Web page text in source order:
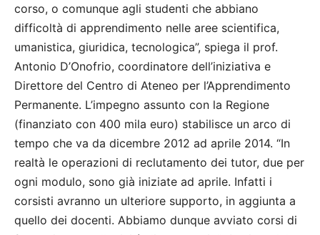
corso, o comunque agli studenti che abbiano
difficoltà di apprendimento nelle aree scientifica,
umanistica, giuridica, tecnologica”, spiega il prof.
Antonio D’Onofrio, coordinatore dell’iniziativa e
Direttore del Centro di Ateneo per l’Apprendimento
Permanente. L’impegno assunto con la Regione
(finanziato con 400 mila euro) stabilisce un arco di
tempo che va da dicembre 2012 ad aprile 2014. “In
realtà le operazioni di reclutamento dei tutor, due per
ogni modulo, sono già iniziate ad aprile. Infatti i
corsisti avranno un ulteriore supporto, in aggiunta a
quello dei docenti. Abbiamo dunque avviato corsi di